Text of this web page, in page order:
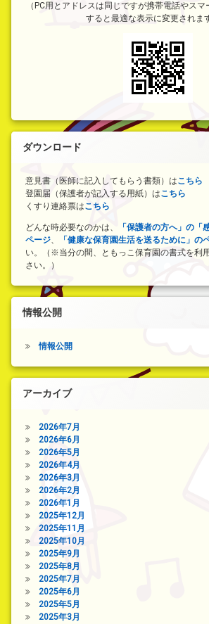
（PC用とアドレスは同じですが携帯電話やス
すると最適な表示に変更されま
ダウンロード
意見書（医師に記入してもらう書類）はこちら
登園届（保護者が記入する用紙）はこちら
くすり連絡票はこちら
どんな時必要なのかは、
「保護者の方へ」の「
ページ、 「健康な保育園生活を送るために」の
い。（※当分の間、ともっこ保育園の書式を利
さい。）
情報公開
情報公開
アーカイブ
2026年7月
2026年6月
2026年5月
2026年4月
2026年3月
2026年2月
2026年1月
2025年12月
2025年11月
2025年10月
2025年9月
2025年8月
2025年7月
2025年6月
2025年5月
2025年3月